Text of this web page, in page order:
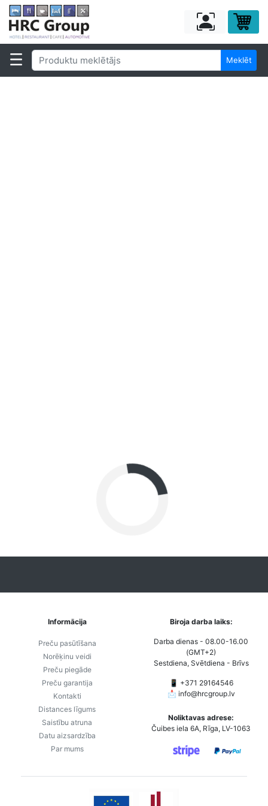
Meklēt
Informācija
Preču pasūtīšana
Norēķinu veidi
Preču piegāde
Preču garantija
Kontakti
Distances līgums
Saistību atruna
Datu aizsardzība
Par mums
Biroja darba laiks:
Darba dienas - 08.00-16.00
(GMT+2)
Sestdiena, Svētdiena - Brīvs
📱 +371 29164546
📩 info@hrcgroup.lv
Noliktavas adrese:
Čuibes iela 6A, Rīga, LV-1063